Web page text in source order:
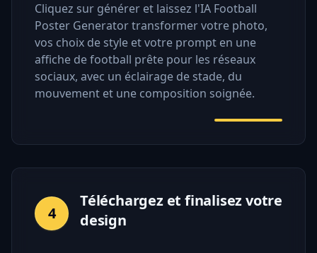
Cliquez sur générer et laissez l'IA Football
Poster Generator transformer votre photo,
vos choix de style et votre prompt en une
affiche de football prête pour les réseaux
sociaux, avec un éclairage de stade, du
mouvement et une composition soignée.
4
Téléchargez et finalisez votre
design